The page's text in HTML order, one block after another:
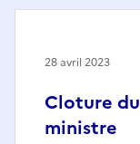
Cloture
ministre
28 avril 2023